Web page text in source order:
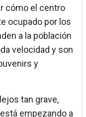
cómo el centro
ocupado por los
a la población
velocidad y son
y
tan grave,
empezando a